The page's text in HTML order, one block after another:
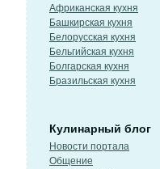
Африканская кухня
Башкирская кухня
Белорусская кухня
Бельгийская кухня
Болгарская кухня
Бразильская кухня
Кулинарный блог
Новости портала
Общение